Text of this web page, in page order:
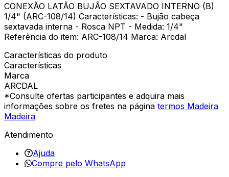
CONEXÃO LATÃO BUJÃO SEXTAVADO INTERNO (B)
1/4" (ARC-108/14) Características: - Bujão cabeça
sextavada interna - Rosca NPT - Medida: 1/4"
Referência do item: ARC-108/14 Marca: Arcdal
Características do produto
Características
Marca
ARCDAL
*Consulte ofertas participantes e adquira mais
informações sobre os fretes na página termos Madeira
Madeira
Atendimento
Ajuda
Compre pelo WhatsApp